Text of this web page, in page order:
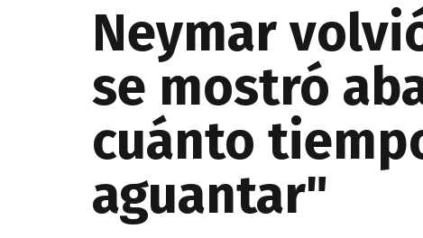
Neymar
se mostró
cuánto
aguantar"